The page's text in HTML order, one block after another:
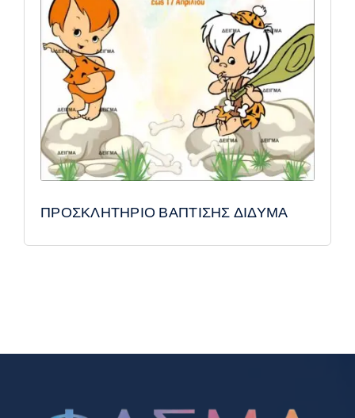
ΠΡΟΣΚΛΗΤΗΡΙΟ ΒΑΠΤΙΣΗΣ ΔΙΔΥΜΑ